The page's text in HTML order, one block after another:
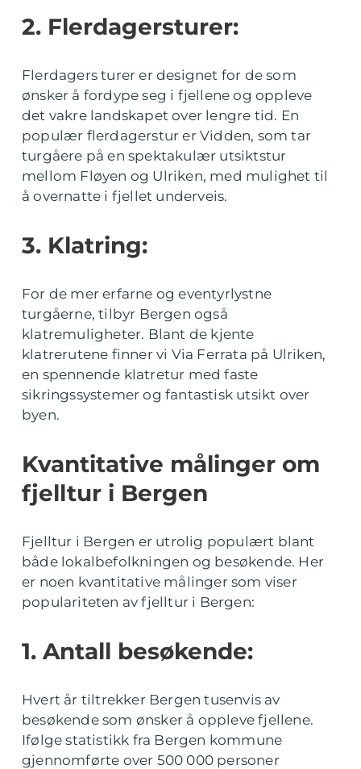
2. Flerdagersturer:
Flerdagers turer er designet for de som
ønsker å fordype seg i fjellene og oppleve
det vakre landskapet over lengre tid. En
populær flerdagerstur er Vidden, som tar
turgåere på en spektakulær utsiktstur
mellom Fløyen og Ulriken, med mulighet til
å overnatte i fjellet underveis.
3. Klatring:
For de mer erfarne og eventyrlystne
turgåerne, tilbyr Bergen også
klatremuligheter. Blant de kjente
klatrerutene finner vi Via Ferrata på Ulriken,
en spennende klatretur med faste
sikringssystemer og fantastisk utsikt over
byen.
Kvantitative målinger om
fjelltur i Bergen
Fjelltur i Bergen er utrolig populært blant
både lokalbefolkningen og besøkende. Her
er noen kvantitative målinger som viser
populariteten av fjelltur i Bergen:
1. Antall besøkende:
Hvert år tiltrekker Bergen tusenvis av
besøkende som ønsker å oppleve fjellene.
Ifølge statistikk fra Bergen kommune
gjennomførte over 500 000 personer